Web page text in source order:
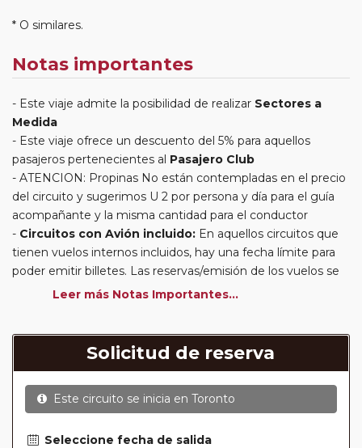
* O similares.
Notas importantes
Este viaje admite la posibilidad de realizar Sectores a
Medida
Este viaje ofrece un descuento del 5% para aquellos
pasajeros pertenecientes al Pasajero Club
ATENCION: Propinas No están contempladas en el precio
del circuito y sugerimos U 2 por persona y día para el guía
acompañante y la misma cantidad para el conductor
Circuitos con Avión incluido: En aquellos circuitos que
tienen vuelos internos incluidos, hay una fecha límite para
poder emitir billetes. Las reservas/emisión de los vuelos se
realizarán con los datos / documentación presentada por el
o un nombre incompleto, puede provocar la invalidez del
billete emitido y la necesidad de tener que emitir un nuevo
billete. No nos responsabilizaremos de los gastos
generados de cancelación y nueva emisión. Hacer una
plazas en los mismos vuelos previstos. Las compañías
Leer más Notas Importantes...
Solicitud de reserva
Este circuito se inicia en Toronto
Seleccione fecha de salida